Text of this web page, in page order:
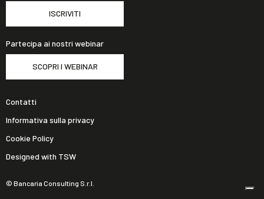
ISCRIVITI
Partecipa ai nostri webinar
SCOPRI I WEBINAR
© Bancaria Consulting S.r.l.
Contatti
Informativa sulla privacy
Cookie Policy
Designed with TSW